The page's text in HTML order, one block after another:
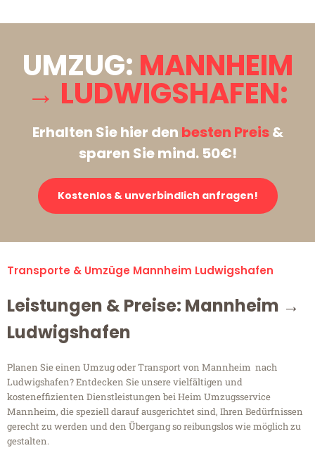
UMZUG: MANNHEIM
→ LUDWIGSHAFEN:
Erhalten Sie hier den besten Preis&
sparen Sie mind. 50€!
Kostenlos & unverbindlich anfragen!
Transporte & Umzüge Mannheim Ludwigshafen
Leistungen & Preise: Mannheim →
Ludwigshafen
Planen Sie einen Umzug oder Transport von Mannheim nach
Ludwigshafen? Entdecken Sie unsere vielfältigen und
kosteneffizienten Dienstleistungen bei Heim Umzugsservice
Mannheim, die speziell darauf ausgerichtet sind, Ihren Bedürfnissen
gerecht zu werden und den Übergang so reibungslos wie möglich zu
gestalten.